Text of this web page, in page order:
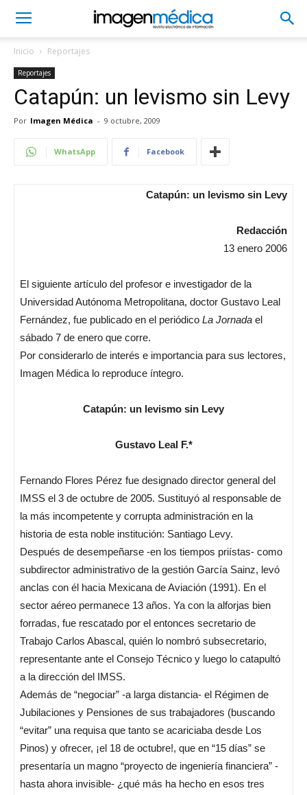
Inicio Reportajes
Reportajes
Catapún: un levismo sin Levy
Por Imagen Médica - 9 octubre, 2009
WhatsApp Facebook
Catapún: un levismo sin Levy
Redacción
13 enero 2006
El siguiente artículo del profesor e investigador de la
Universidad Autónoma Metropolitana, doctor Gustavo Leal
Fernández, fue publicado en el periódico La Jornada el
sábado 7 de enero que corre.
Por considerarlo de interés e importancia para sus lectores,
Imagen Médica lo reproduce íntegro.
Catapún: un levismo sin Levy
Gustavo Leal F.*
Fernando Flores Pérez fue designado director general del
IMSS el 3 de octubre de 2005. Sustituyó al responsable de
la más incompetente y corrupta administración en la
historia de esta noble institución: Santiago Levy.
Después de desempeñarse -en los tiempos priístas- como
subdirector administrativo de la gestión García Sainz, levó
anclas con él hacia Mexicana de Aviación (1991). En el
sector aéreo permanece 13 años. Ya con la alforjas bien
forradas, fue rescatado por el entonces secretario de
Trabajo Carlos Abascal, quién lo nombró subsecretario,
representante ante el Consejo Técnico y luego lo catapultó
a la dirección del IMSS.
Además de “negociar” -a larga distancia- el Régimen de
Jubilaciones y Pensiones de sus trabajadores (buscando
“evitar” una requisa que tanto se acariciaba desde Los
Pinos) y ofrecer, ¡el 18 de octubre!, que en “15 días” se
presentaría un magno “proyecto de ingeniería financiera” -
hasta ahora invisible- ¿qué más ha hecho en esos tres